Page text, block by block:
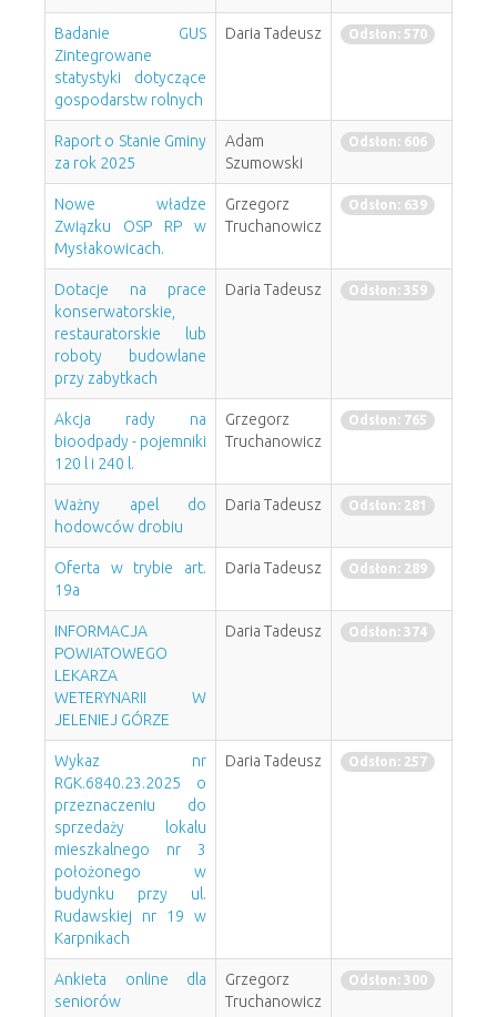
Badanie GUS
Zintegrowane
statystyki dotyczące
gospodarstw rolnych
Daria Tadeusz Odsłon: 570
Raport o Stanie Gminy
za rok 2025
Adam
Szumowski
Odsłon: 606
Nowe władze
Związku OSP RP w
Mysłakowicach.
Grzegorz
Truchanowicz
Odsłon: 639
Dotacje na prace
konserwatorskie,
restauratorskie lub
roboty budowlane
przy zabytkach
Daria Tadeusz Odsłon: 359
Akcja rady na
bioodpady - pojemniki
120 l i 240 l.
Grzegorz
Truchanowicz
Odsłon: 765
Ważny apel do
hodowców drobiu
Daria Tadeusz Odsłon: 281
Oferta w trybie art.
19a
Daria Tadeusz Odsłon: 289
INFORMACJA
POWIATOWEGO
LEKARZA
WETERYNARII W
JELENIEJ GÓRZE
Daria Tadeusz Odsłon: 374
Wykaz nr
RGK.6840.23.2025 o
przeznaczeniu do
sprzedaży lokalu
mieszkalnego nr 3
położonego w
budynku przy ul.
Rudawskiej nr 19 w
Karpnikach
Daria Tadeusz Odsłon: 257
Ankieta online dla
seniorów
Grzegorz
Truchanowicz
Odsłon: 300